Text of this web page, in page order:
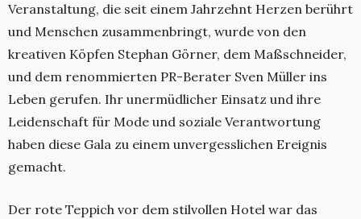
Veranstaltung, die seit einem Jahrzehnt Herzen berührt
und Menschen zusammenbringt, wurde von den
kreativen Köpfen Stephan Görner, dem Maßschneider,
und dem renommierten PR-Berater Sven Müller ins
Leben gerufen. Ihr unermüdlicher Einsatz und ihre
Leidenschaft für Mode und soziale Verantwortung
haben diese Gala zu einem unvergesslichen Ereignis
gemacht.
Der rote Teppich vor dem stilvollen Hotel war das